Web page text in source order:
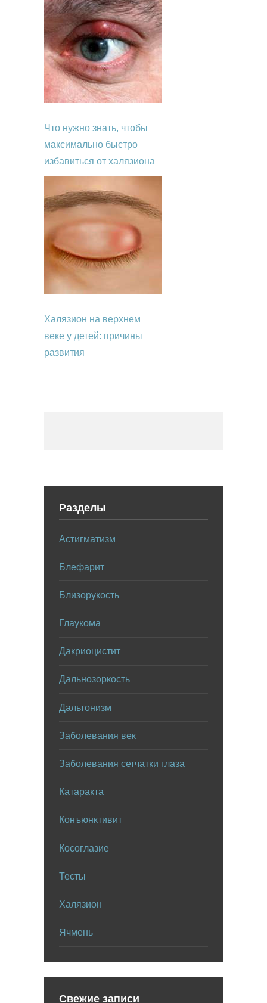
Что нужно знать, чтобы
максимально быстро
избавиться от халязиона
Халязион на верхнем
веке у детей: причины
развития
Разделы
Астигматизм
Блефарит
Близорукость
Глаукома
Дакриоцистит
Дальнозоркость
Дальтонизм
Заболевания век
Заболевания сетчатки глаза
Катаракта
Конъюнктивит
Косоглазие
Тесты
Халязион
Ячмень
Свежие записи